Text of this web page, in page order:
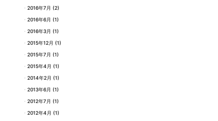
2016年7月 (2)
2016年6月 (1)
2016年3月 (1)
2015年12月 (1)
2015年7月 (1)
2015年4月 (1)
2014年2月 (1)
2013年6月 (1)
2012年7月 (1)
2012年4月 (1)